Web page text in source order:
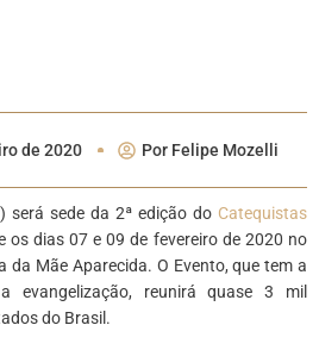
de 2020 Por Felipe Mozelli
será sede da 2ª edição do Catequistas
os dias 07 e 09 de fevereiro de 2020 no
da Mãe Aparecida. O Evento, que tem a
evangelização, reunirá quase 3 mil
do Brasil.